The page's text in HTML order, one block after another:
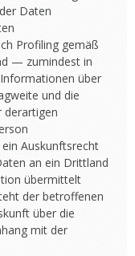
Daten
Profiling gemäß
— zumindest in
über
und die
derartigen
Auskunftsrecht
an ein Drittland
übermittelt
der betroffenen
über die
mit der